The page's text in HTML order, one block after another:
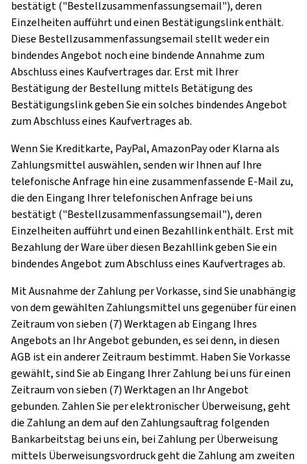
bestätigt ("Bestellzusammenfassungsemail"), deren
Einzelheiten aufführt und einen Bestätigungslink enthält.
Diese Bestellzusammenfassungsemail stellt weder ein
bindendes Angebot noch eine bindende Annahme zum
Abschluss eines Kaufvertrages dar. Erst mit Ihrer
Bestätigung der Bestellung mittels Betätigung des
Bestätigungslink geben Sie ein solches bindendes Angebot
zum Abschluss eines Kaufvertrages ab.
Wenn Sie Kreditkarte, PayPal, AmazonPay oder Klarna als
Zahlungsmittel auswählen, senden wir Ihnen auf Ihre
telefonische Anfrage hin eine zusammenfassende E-Mail zu,
die den Eingang Ihrer telefonischen Anfrage bei uns
bestätigt ("Bestellzusammenfassungsemail"), deren
Einzelheiten aufführt und einen Bezahllink enthält. Erst mit
Bezahlung der Ware über diesen Bezahllink geben Sie ein
bindendes Angebot zum Abschluss eines Kaufvertrages ab.
Mit Ausnahme der Zahlung per Vorkasse, sind Sie unabhängig
von dem gewählten Zahlungsmittel uns gegenüber für einen
Zeitraum von sieben (7) Werktagen ab Eingang Ihres
Angebots an Ihr Angebot gebunden, es sei denn, in diesen
AGB ist ein anderer Zeitraum bestimmt. Haben Sie Vorkasse
gewählt, sind Sie ab Eingang Ihrer Zahlung bei uns für einen
Zeitraum von sieben (7) Werktagen an Ihr Angebot
gebunden. Zahlen Sie per elektronischer Überweisung, geht
die Zahlung an dem auf den Zahlungsauftrag folgenden
Bankarbeitstag bei uns ein, bei Zahlung per Überweisung
mittels Überweisungsvordruck geht die Zahlung am zweiten